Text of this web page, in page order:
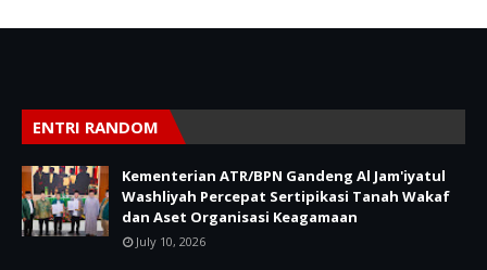
ENTRI RANDOM
Kementerian ATR/BPN Gandeng Al Jam'iyatul
Washliyah Percepat Sertipikasi Tanah Wakaf
dan Aset Organisasi Keagamaan
July 10, 2026